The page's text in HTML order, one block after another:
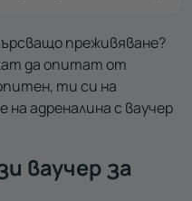
преживяване?
да опитат от
ти си на
адреналина с ваучер
ваучер за